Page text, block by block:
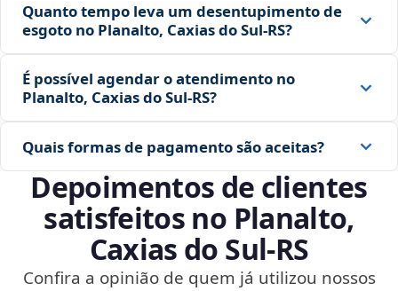
Quanto tempo leva um desentupimento de
esgoto no Planalto, Caxias do Sul‑RS?
É possível agendar o atendimento no
Planalto, Caxias do Sul‑RS?
Quais formas de pagamento são aceitas?
Depoimentos de clientes
satisfeitos no Planalto,
Caxias do Sul‑RS
Confira a opinião de quem já utilizou nossos